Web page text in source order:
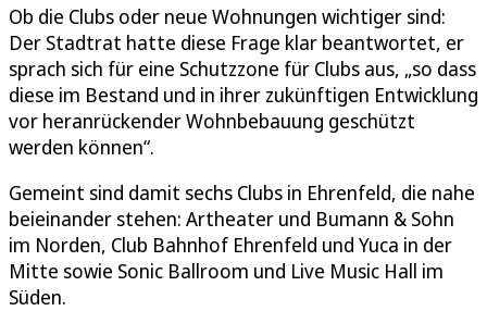
Ob die Clubs oder neue Wohnungen wichtiger sind:
Der Stadtrat hatte diese Frage klar beantwortet, er
sprach sich für eine Schutzzone für Clubs aus, „so dass
diese im Bestand und in ihrer zukünftigen Entwicklung
vor heranrückender Wohnbebauung geschützt
werden können“.
Gemeint sind damit sechs Clubs in Ehrenfeld, die nahe
beieinander stehen: Artheater und Bumann & Sohn
im Norden, Club Bahnhof Ehrenfeld und Yuca in der
Mitte sowie Sonic Ballroom und Live Music Hall im
Süden.